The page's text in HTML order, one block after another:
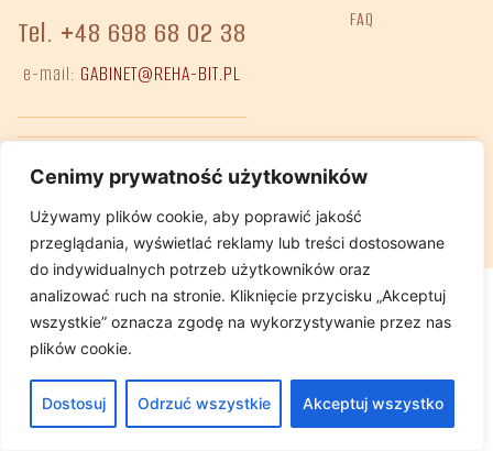
Cenimy prywatność użytkowników
Używamy plików cookie, aby poprawić jakość
przeglądania, wyświetlać reklamy lub treści dostosowane
do indywidualnych potrzeb użytkowników oraz
analizować ruch na stronie. Kliknięcie przycisku „Akceptuj
wszystkie” oznacza zgodę na wykorzystywanie przez nas
plików cookie.
Dostosuj Odrzuć wszystkie Akceptuj wszystko
Tel. +48 698 68 02 38
e-mail: GABINET@REHA-BIT.PL
FAQ
Deklaracja dostępności Polityka Prywatnosci